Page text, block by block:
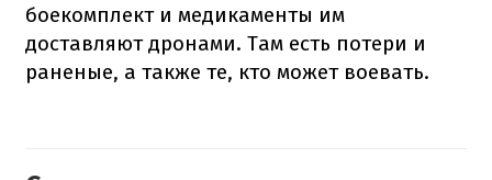
боекомплект и медикаменты им
доставляют дронами. Там есть потери и
раненые, а также те, кто может воевать.